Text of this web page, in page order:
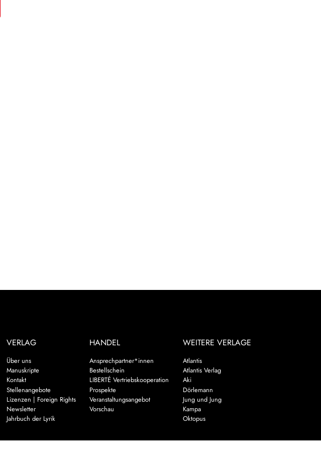
VERLAG
Über uns
Manuskripte
Kontakt
Stellenangebote
Lizenzen | Foreign Rights
Newsletter
Jahrbuch der Lyrik
HANDEL
Ansprechpartner*innen
Bestellschein
LIBERTÉ Vertriebskooperation
Prospekte
Veranstaltungsangebot
Vorschau
WEITERE VERLAGE
Atlantis
Atlantis Verlag
Aki
Dörlemann
Jung und Jung
Kampa
Oktopus